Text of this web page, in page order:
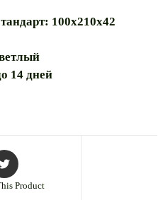
100х210х42
14 дней
Product